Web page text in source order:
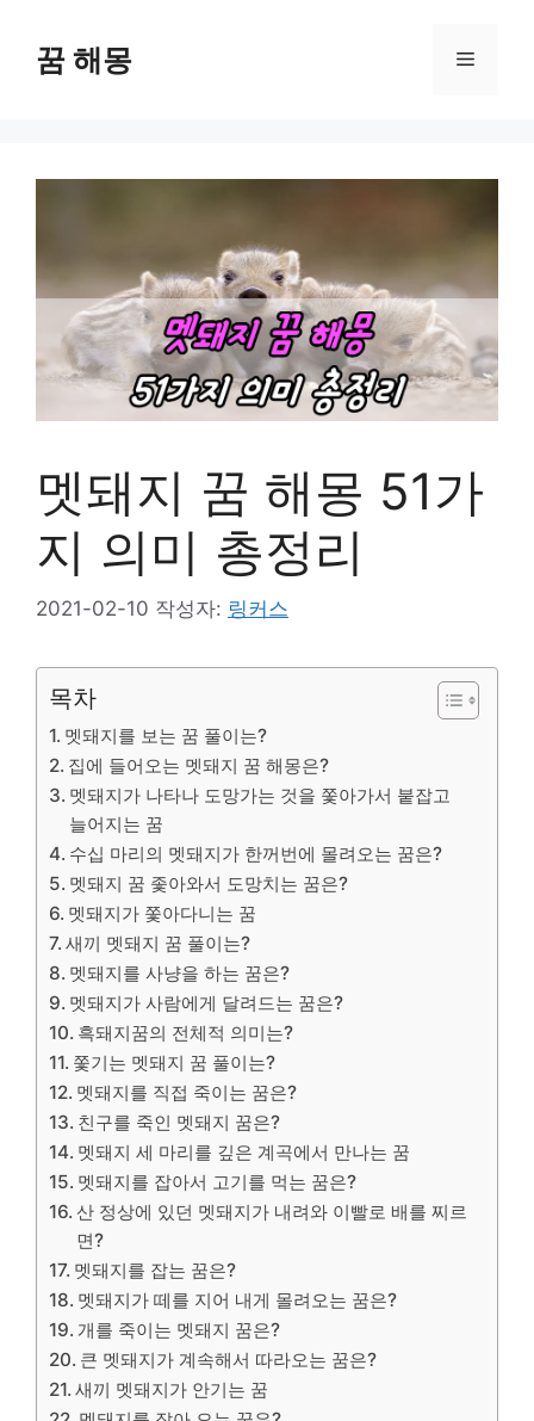
꿈 해몽 메
멧돼지 꿈 해몽 51가
지 의미 총정리
2021-02-10 작성자: 링커스
목차
멧돼지를 보는 꿈 풀이는?
집에 들어오는 멧돼지 꿈 해몽은?
멧돼지가 나타나 도망가는 것을 쫓아가서 붙잡고
늘어지는 꿈
수십 마리의 멧돼지가 한꺼번에 몰려오는 꿈은?
멧돼지 꿈 좇아와서 도망치는 꿈은?
멧돼지가 쫓아다니는 꿈
새끼 멧돼지 꿈 풀이는?
멧돼지를 사냥을 하는 꿈은?
멧돼지가 사람에게 달려드는 꿈은?
흑돼지꿈의 전체적 의미는?
쫓기는 멧돼지 꿈 풀이는?
멧돼지를 직접 죽이는 꿈은?
친구를 죽인 멧돼지 꿈은?
멧돼지 세 마리를 깊은 계곡에서 만나는 꿈
멧돼지를 잡아서 고기를 먹는 꿈은?
산 정상에 있던 멧돼지가 내려와 이빨로 배를 찌르
면?
멧돼지를 잡는 꿈은?
멧돼지가 떼를 지어 내게 몰려오는 꿈은?
개를 죽이는 멧돼지 꿈은?
큰 멧돼지가 계속해서 따라오는 꿈은?
새끼 멧돼지가 안기는 꿈